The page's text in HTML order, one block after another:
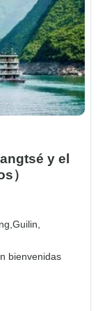
y el
）
Guilin,
bienvenidas